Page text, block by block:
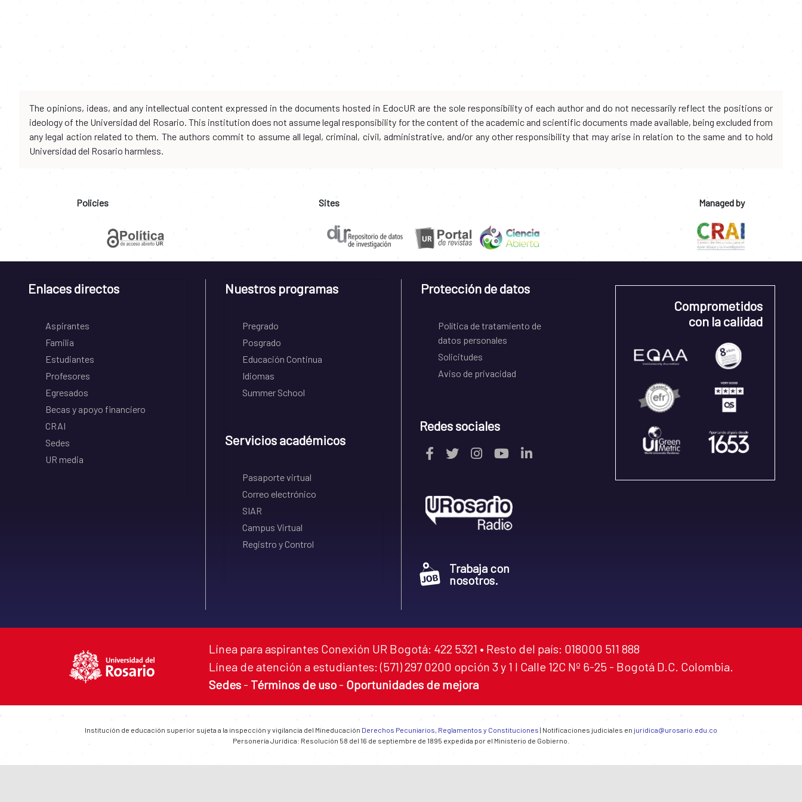
The opinions, ideas, and any intellectual content expressed in the documents hosted in EdocUR are the sole responsibility of each author and do not necessarily reflect the positions or
ideology of the Universidad del Rosario. This institution does not assume legal responsibility for the content of the academic and scientific documents made available, being excluded from
any legal action related to them. The authors commit to assume all legal, criminal, civil, administrative, and/or any other responsibility that may arise in relation to the same and to hold
Universidad del Rosario harmless.
Policies Sites Managed by
Enlaces directos
Aspirantes
Familia
Estudiantes
Profesores
Egresados
Becas y apoyo financiero
CRAI
Sedes
UR media
Nuestros programas
Pregrado
Posgrado
Educación Continua
Idiomas
Summer School
Servicios académicos
Pasaporte virtual
Correo electrónico
SIAR
Campus Virtual
Registro y Control
Protección de datos
Política de tratamiento de
datos personales
Solicitudes
Aviso de privacidad
Redes sociales
Trabaja con
nosotros.
Comprometidos
con la calidad
Línea para aspirantes Conexión UR Bogotá: 422 5321 • Resto del país: 018000 511 888
Línea de atención a estudiantes: (571) 297 0200 opción 3 y 1 I Calle 12C Nº 6-25 - Bogotá D.C. Colombia.
Sedes - Términos de uso - Oportunidades de mejora
Institución de educación superior sujeta a la inspección y vigilancia del Mineducación Derechos Pecuniarios, Reglamentos y Constituciones | Notificaciones judiciales en juridica@urosario.edu.co
Personería Jurídica: Resolución 58 del 16 de septiembre de 1895 expedida por el Ministerio de Gobierno.